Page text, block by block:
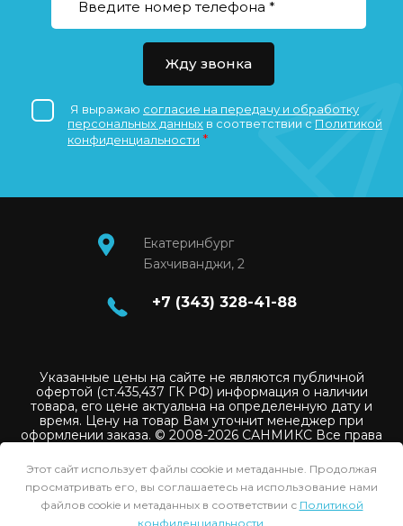
Я выражаю согласие на передачу и обработку
персональных данных в соответствии с Политикой
конфиденциальности *
Жду звонка
Екатеринбург
Бахчиванджи, 2
+7 (343) 328-41-88
Указанные цены на сайте не являются публичной
офертой (ст.435,437 ГК РФ) информация о наличии
товара, его цене актуальна на определенную дату и
время. Цену на товар Вам уточнит менеджер при
оформлении заказа. © 2008-2026 САНМИКС Все права
Политика конфиденциальности
Пользовательское соглашение
Этот сайт использует файлы cookie и метаданные. Продолжая
просматривать его, вы соглашаетесь на использование нами
файлов cookie и метаданных в соответствии с Политикой
конфиденциальности